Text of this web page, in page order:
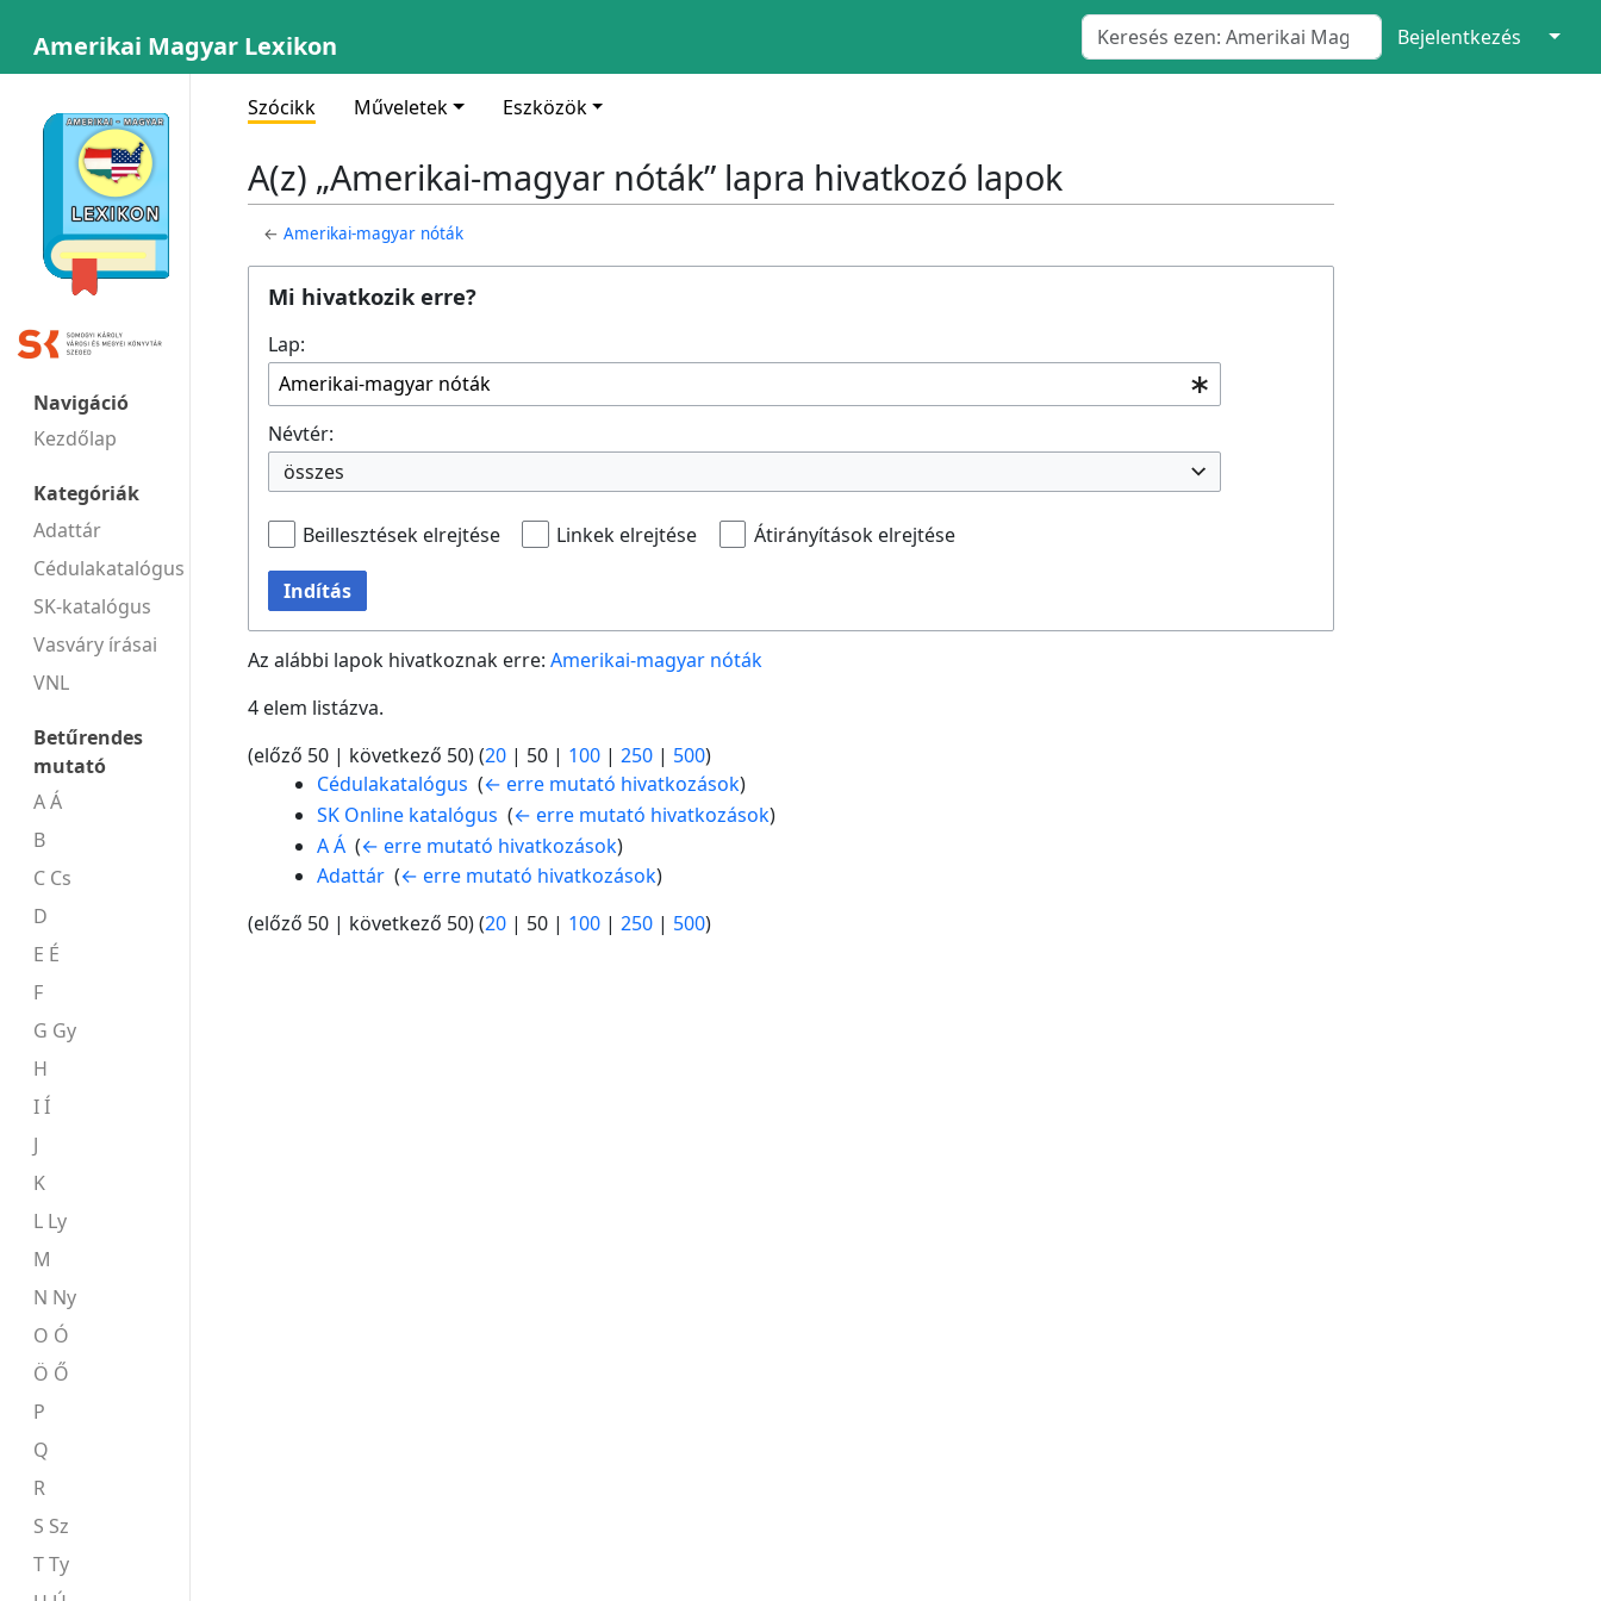
Amerikai Magyar Lexikon Bejelentkezés ↓
Navigáció
Kezdőlap
Kategóriák
Adattár
Cédulakatalógus
SK-katalógus
Vasváry írásai
VNL
Betűrendes
mutató
A Á
B
C Cs
D
E É
F
G Gy
H
I Í
J
K
L Ly
M
N Ny
O Ó
Ö Ő
P
Q
R
S Sz
T Ty
Szócikk Műveletek Eszközök
A(z) „Amerikai-magyar nóták” lapra hivatkozó lapok
←Amerikai-magyar nóták
Mi hivatkozik erre?
Lap:
Névtér:
összes
Beillesztések elrejtése Linkek elrejtése Átirányítások elrejtése
Indítás
Az alábbi lapok hivatkoznak erre: Amerikai-magyar nóták
4 elem listázva.
(előző 50 | következő 50) (20 | 50 | 100 | 250 | 500)
Cédulakatalógus (← erre mutató hivatkozások)
SK Online katalógus (← erre mutató hivatkozások)
A Á‎ (← erre mutató hivatkozások)
Adattár‎ (← erre mutató hivatkozások)
(előző 50 | következő 50) (20 | 50 | 100 | 250 | 500)